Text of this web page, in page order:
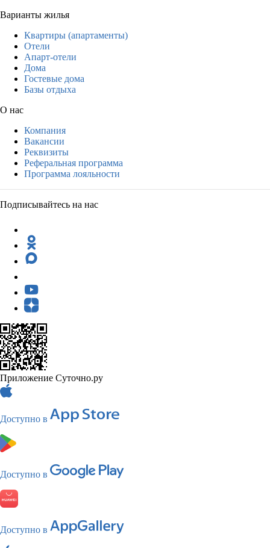
Варианты жилья
Квартиры (апартаменты)
Отели
Апарт-отели
Дома
Гостевые дома
Базы отдыха
О нас
Компания
Вакансии
Реквизиты
Реферальная программа
Программа лояльности
Подписывайтесь на нас
Приложение Суточно.ру
Доступно в
Доступно в
Доступно в